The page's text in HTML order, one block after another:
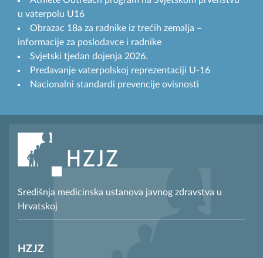
u vaterpolu U16
Obrazac 18a za radnike iz trećih zemalja –
informacije za poslodavce i radnike
Svjetski tjedan dojenja 2026.
Predavanje vaterpolskoj reprezentaciji U-16
Nacionalni standardi prevencije ovisnosti
Središnja medicinska ustanova javnog zdravstva u
Hrvatskoj
HZJZ